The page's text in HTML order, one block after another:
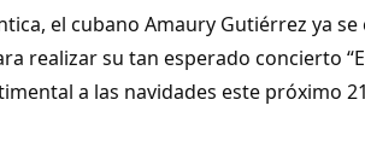
el cubano Amaury Gutiérrez ya
realizar su tan esperado concierto
a las navidades este próximo